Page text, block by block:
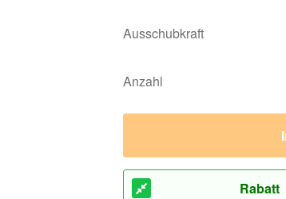
Ausschubkraft
Anzahl
Rabatt